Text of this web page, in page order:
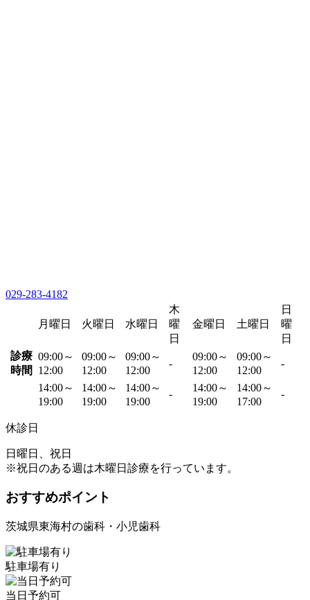
029-283-4182
月曜日 火曜日 水曜日
木
曜
日
金曜日 土曜日
日
曜
日
診療
時間
09:00～
12:00
09:00～
12:00
09:00～
12:00
-
09:00～
12:00
09:00～
12:00
-
14:00～
19:00
14:00～
19:00
14:00～
19:00
-
14:00～
19:00
14:00～
17:00
-
休診日
日曜日、祝日
※祝日のある週は木曜日診療を行っています。
おすすめポイント
茨城県東海村の歯科・小児歯科
駐車場有り
当日予約可